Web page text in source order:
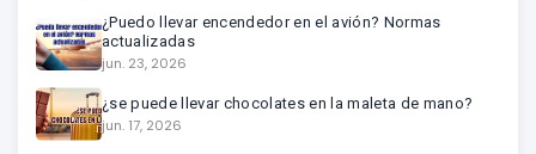
¿Puedo llevar encendedor en el avión? Normas
actualizadas
jun. 23, 2026
¿se puede llevar chocolates en la maleta de mano?
jun. 17, 2026